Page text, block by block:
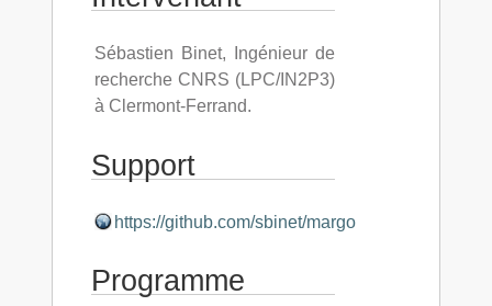
Sébastien Binet, Ingénieur de
recherche CNRS (LPC/IN2P3)
à Clermont-Ferrand.
Support
https://github.com/sbinet/margo
Programme